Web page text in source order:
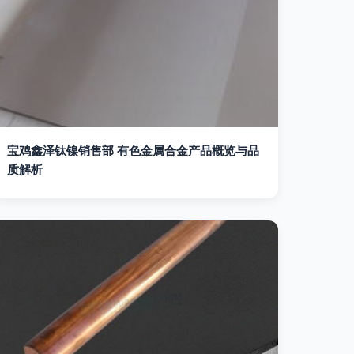
宝鸡鑫泽钛镍销售部 有色金属合金产品概览与品
质解析